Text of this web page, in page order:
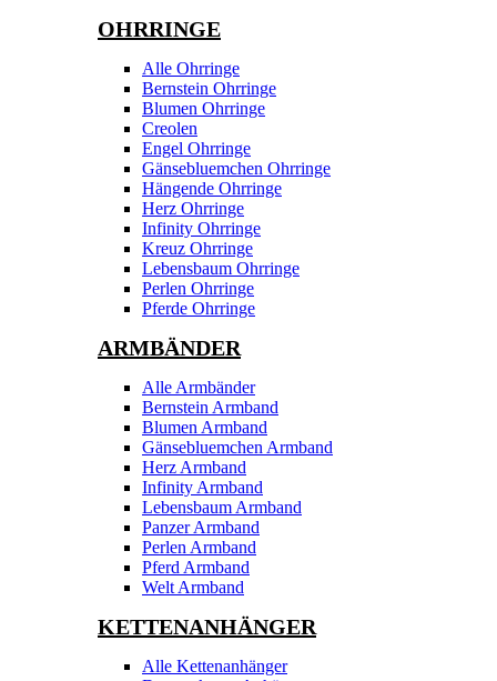
OHRRINGE
Alle Ohrringe
Bernstein Ohrringe
Blumen Ohrringe
Creolen
Engel Ohrringe
Gänsebluemchen Ohrringe
Hängende Ohrringe
Herz Ohrringe
Infinity Ohrringe
Kreuz Ohrringe
Lebensbaum Ohrringe
Perlen Ohrringe
Pferde Ohrringe
ARMBÄNDER
Alle Armbänder
Bernstein Armband
Blumen Armband
Gänsebluemchen Armband
Herz Armband
Infinity Armband
Lebensbaum Armband
Panzer Armband
Perlen Armband
Pferd Armband
Welt Armband
KETTENANHÄNGER
Alle Kettenanhänger